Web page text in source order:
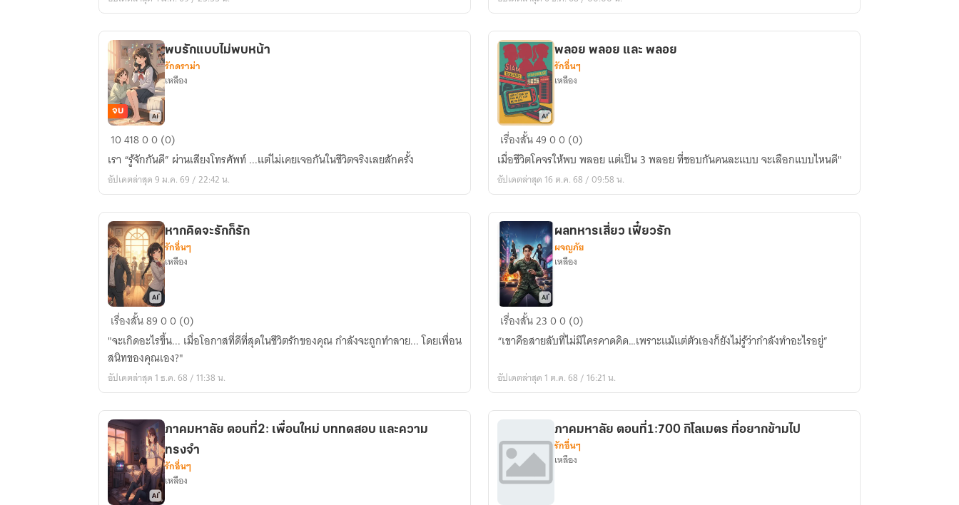
ทรง
นะ!?
พบ
แบบ
ไม่
หน้า
จบ
พบรักแบบไม่พบหน้า
รักดราม่า
เหลือง
1041800 (0)
เรา “รู้จักกันดี” ผ่านเสียงโทรศัพท์ ...แต่ไม่เคยเจอกันในชีวิตจริงเลยสักครั้ง
อัปเดตล่าสุด 9 ม.ค. 69 / 22:42 น.
พลอย
พลอย
และ
พลอย
พลอย พลอย และ พลอย
รักอื่นๆ
เหลือง
เรื่องสั้น4900 (0)
เมื่อชีวิตโคจรให้พบ พลอย แต่เป็น 3 พลอย ที่ชอบกันคนละแบบ จะเลือกแบบไหนดี"
อัปเดตล่าสุด 16 ต.ค. 68 / 09:58 น.
หาก
จะ
รัก
ก็
หากคิดจะรักก็รัก
รักอื่นๆ
เหลือง
เรื่องสั้น8900 (0)
"จะเกิดอะไรขึ้น... เมื่อโอกาสที่ดีที่สุดในชีวิตรักของคุณ กำลังจะถูกทำลาย... โดยเพื่อน
สนิทของคุณเอง?"
อัปเดตล่าสุด 1 ธ.ค. 68 / 11:38 น.
ผล
ทหาร
เสี่ยว
รัก
ผลทหารเสี่ยว เฟี๋ยวรัก
ผจญภัย
เหลือง
เรื่องสั้น2300 (0)
“เขาคือสายลับที่ไม่มีใครคาดคิด…เพราะแม้แต่ตัวเองก็ยังไม่รู้ว่ากำลังทำอะไรอยู่”
อัปเดตล่าสุด 1 ต.ค. 68 / 16:21 น.
ภาคมหาลัย ตอนที่2: เพื่อนใหม่ บททดสอบ และความ
ทรงจำ
รักอื่นๆ
เหลือง
ภาคมหาลัย ตอนที่1:700 กิโลเมตร ที่อยากข้ามไป
รักอื่นๆ
เหลือง